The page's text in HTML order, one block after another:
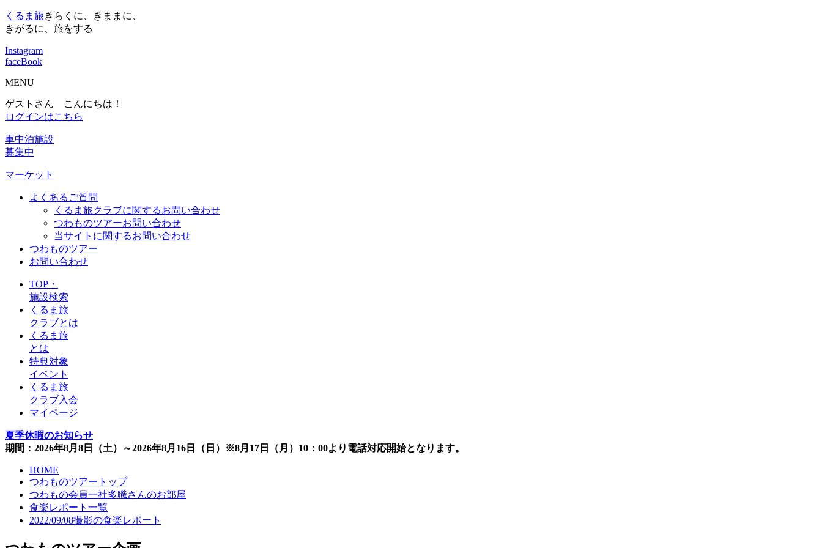
くるま旅きらくに、きままに、
きがるに、旅をする
Instagram
faceBook
MENU
ゲストさん こんにちは！
ログインはこちら
車中泊施設
募集中
マーケット
よくあるご質問
くるま旅クラブに関するお問い合わせ
つわものツアーお問い合わせ
当サイトに関するお問い合わせ
つわものツアー
お問い合わせ
TOP・
施設検索
くるま旅
クラブとは
くるま旅
とは
特典対象
イベント
くるま旅
クラブ入会
マイページ
夏季休暇のお知らせ
期間：2026年8月8日（土）～2026年8月16日（日）※8月17日（月）10：00より電話対応開始となります。
HOME
つわものツアートップ
つわもの会員一社多職さんのお部屋
食楽レポート一覧
2022/09/08撮影の食楽レポート